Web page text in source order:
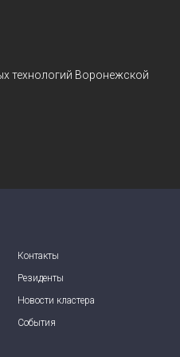
технологий Воронежской
Контакты
Резиденты
Новости кластера
События